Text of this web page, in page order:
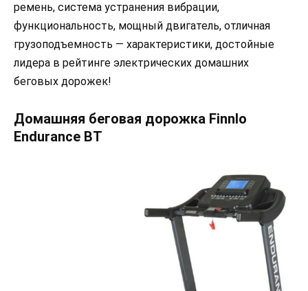
ремень, система устранения вибрации,
функциональность, мощный двигатель, отличная
грузоподъемность — характеристики, достойные
лидера в рейтинге электрических домашних
беговых дорожек!
Домашняя беговая дорожка Finnlo
Endurance BT